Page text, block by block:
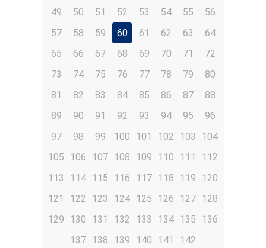
49 50 51 52 53 54 55
56
57
58 59 60 61 62 63
64
65
66 67 68 69 70 71
72
73
74 75 76 77 78 79
80
81
82 83 84 85 86 87
88
89
90 91 92 93 94 95
96
97
98 99 100 101 102 103
104
105
106 107 108 109 110 111
112
113
114 115 116 117 118 119
120
121
122 123 124 125 126 127 128
129
130 131 132 133 134 135
136
137 138 139 140 141 142